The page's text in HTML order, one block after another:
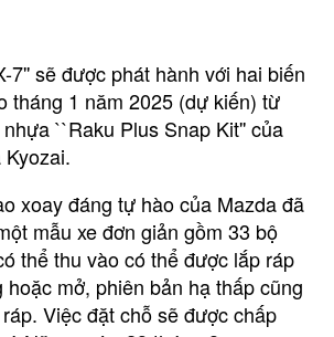
7'' sẽ được phát hành với hai biến
tháng 1 năm 2025 (dự kiến) từ
``Raku Plus Snap Kit'' của
xoay đáng tự hào của Mazda đã
mẫu xe đơn giản gồm 33 bộ
thể thu vào có thể được lắp ráp
hoặc mở, phiên bản hạ thấp cũng
Việc đặt chỗ sẽ được chấp